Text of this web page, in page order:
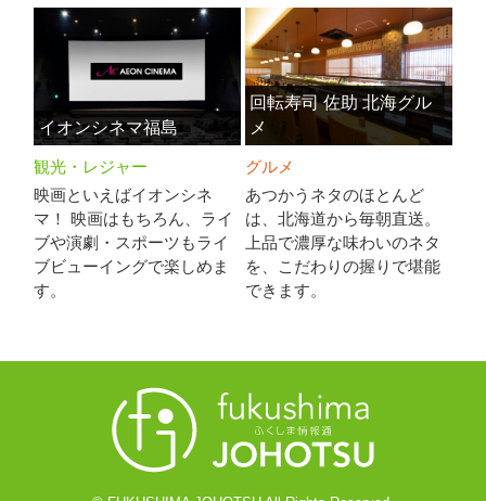
イオンシネマ福島
観光・レジャー
映画といえばイオンシネ
マ！ 映画はもちろん、ライ
ブや演劇・スポーツもライ
ブビューイングで楽しめま
す。
回転寿司 佐助 北海グル
メ
グルメ
あつかうネタのほとんど
は、北海道から毎朝直送。
上品で濃厚な味わいのネタ
を、こだわりの握りで堪能
できます。